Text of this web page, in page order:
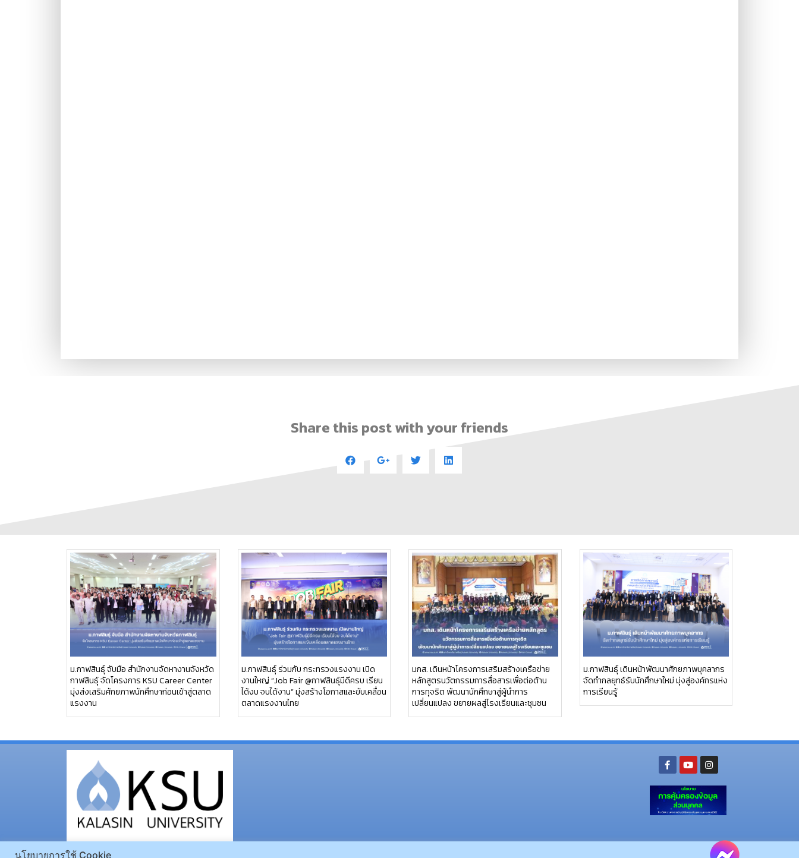
Share this post with your friends
ม.กาฬสินธุ์ จับมือ สำนักงานจัดหางานจังหวัด
กาฬสินธุ์ จัดโครงการ KSU Career Center
มุ่งส่งเสริมศักยภาพนักศึกษาก่อนเข้าสู่ตลาด
แรงงาน
ม.กาฬสินธุ์ ร่วมกับ กระทรวงแรงงาน เปิด
งานใหญ่ “Job Fair @กาฬสินธุ์มีดีครบ เรียน
ได้งบ จบได้งาน” มุ่งสร้างโอกาสและขับเคลื่อน
ตลาดแรงงานไทย
มกส. เดินหน้าโครงการเสริมสร้างเครือข่าย
หลักสูตรนวัตกรรมการสื่อสารเพื่อต่อต้าน
การทุจริต พัฒนานักศึกษาสู่ผู้นำการ
เปลี่ยนแปลง ขยายผลสู่โรงเรียนและชุมชน
ม.กาฬสินธุ์ เดินหน้าพัฒนาศักยภาพบุคลากร
จัดทำกลยุทธ์รับนักศึกษาใหม่ มุ่งสู่องค์กรแห่ง
การเรียนรู้
โทรศัพท์ : 043-602-055 โทรสาร : 043-602-044
นโยบายการใช้ Cookie